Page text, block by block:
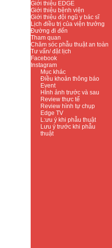
Giới thiệu EDGE
Giới thiệu bệnh viện
Giới thiệu đội ngũ y bác sĩ
Lịch điều trị của viện trưởng
Đường đi đến
Tham quan
Chăm sóc phẫu thuật an toàn
Tư vấn/ đặt lịch
Facebook
Instagram
Mục khác
Điều khoản thông báo
Event
HÌnh ảnh trước và sau
Review thực tế
Review hình tự chụp
Edge TV
L:ưu ý khi phẫu thuật
Lưu ý trước khi phẫu
thuật